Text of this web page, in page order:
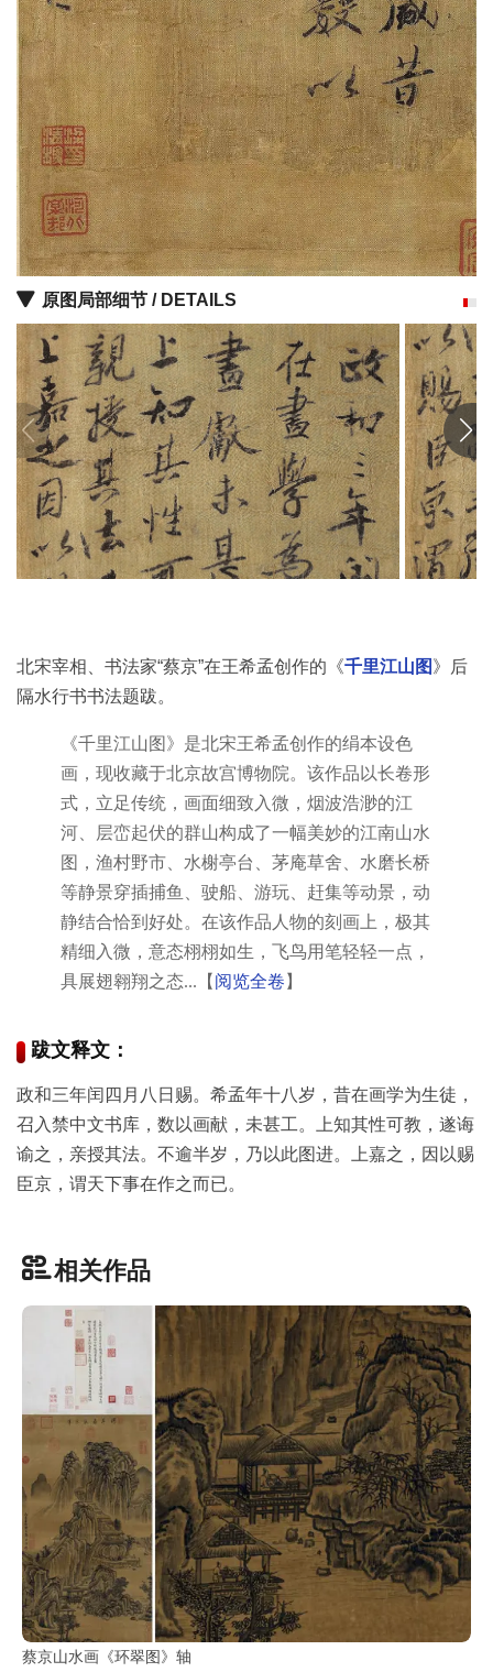
原图局部细节 / DETAILS
北宋宰相、书法家“蔡京”在王希孟创作的《千里江山图》后
隔水行书书法题跋。
《千里江山图》是北宋王希孟创作的绢本设色
画，现收藏于北京故宫博物院。该作品以长卷形
式，立足传统，画面细致入微，烟波浩渺的江
河、层峦起伏的群山构成了一幅美妙的江南山水
图，渔村野市、水榭亭台、茅庵草舍、水磨长桥
等静景穿插捕鱼、驶船、游玩、赶集等动景，动
静结合恰到好处。在该作品人物的刻画上，极其
精细入微，意态栩栩如生，飞鸟用笔轻轻一点，
具展翅翱翔之态...【 阅览全卷 】
跋文释文：
政和三年闰四月八日赐。希孟年十八岁，昔在画学为生徒，
召入禁中文书库，数以画献，未甚工。上知其性可教，遂诲
谕之，亲授其法。不逾半岁，乃以此图进。上嘉之，因以赐
臣京，谓天下事在作之而已。
相关作品
蔡京山水画《环翠图》轴
素
描
画
家
艺
术
品
图
库
/
铜
器
陶
瓷
雕
刻
具
品
古
本
/
Ancient
Works
部
史
部
子
部
集